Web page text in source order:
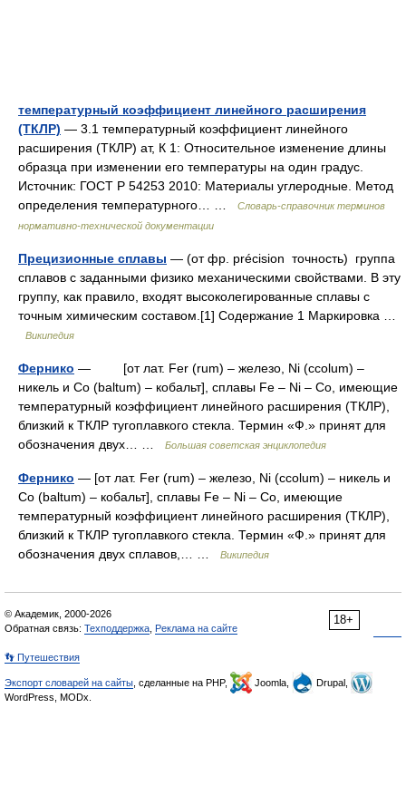
температурный коэффициент линейного расширения
(ТКЛР) — 3.1 температурный коэффициент линейного
расширения (ТКЛР) aт, К 1: Относительное изменение длины
образца при изменении его температуры на один градус.
Источник: ГОСТ Р 54253 2010: Материалы углеродные. Метод
определения температурного… …
Словарь-справочник терминов
нормативно-технической документации
Прецизионные сплавы — (от фр. précision точность) группа
сплавов с заданными физико механическими свойствами. В эту
группу, как правило, входят высоколегированные сплавы с
точным химическим составом.[1] Содержание 1 Маркировка …
Википедия
Фернико — [от лат. Fer (rum) – железо, Ni (ccolum) –
никель и Co (baltum) – кобальт], сплавы Fe – Ni – Со, имеющие
температурный коэффициент линейного расширения (ТКЛР),
близкий к ТКЛР тугоплавкого стекла. Термин «Ф.» принят для
обозначения двух… …
Большая советская энциклопедия
Фернико — [от лат. Fer (rum) – железо, Ni (ccolum) – никель и
Co (baltum) – кобальт], сплавы Fe – Ni – Со, имеющие
температурный коэффициент линейного расширения (ТКЛР),
близкий к ТКЛР тугоплавкого стекла. Термин «Ф.» принят для
обозначения двух сплавов,… …
Википедия
18+
© Академик, 2000-2026
Обратная связь: Техподдержка Реклама на сайте
👣 Путешествия
Экспорт словарей на сайты , сделанные на PHP, Joomla,
Drupal,
WordPress, MODx.